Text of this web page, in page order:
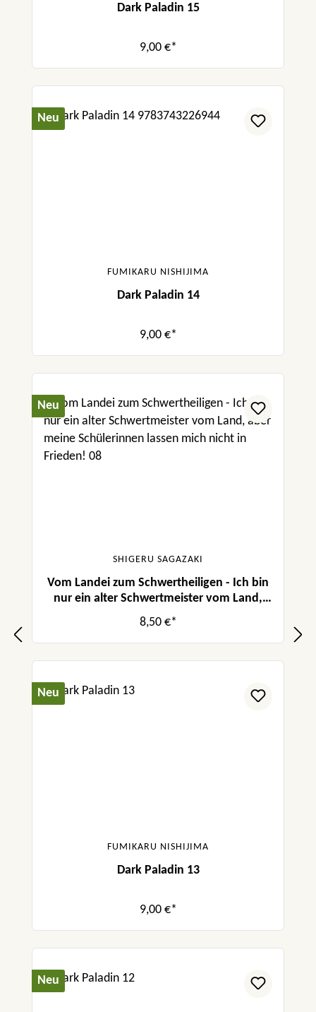
Dark Paladin 15
9,00 €*
Neu
FUMIKARU NISHIJIMA
Dark Paladin 14
9,00 €*
Neu
SHIGERU SAGAZAKI
Vom Landei zum Schwertheiligen - Ich bin
nur ein alter Schwertmeister vom Land,
aber meine Schülerinnen lassen mich nicht
in Frieden! 08
8,50 €*
Neu
FUMIKARU NISHIJIMA
Dark Paladin 13
9,00 €*
Neu